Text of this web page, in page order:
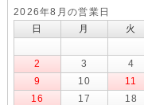
2026年8月の営業日
日
月 火
2
3 4
9
10 11
16
17 18